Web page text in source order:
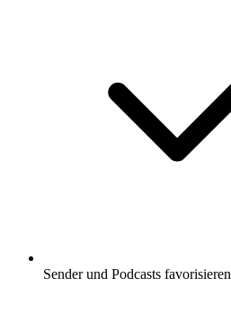
Sender und Podcasts favorisieren